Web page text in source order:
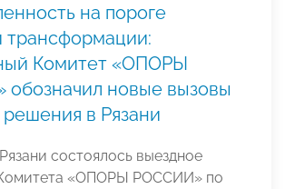
на пороге
трансформации:
Комитет «ОПОРЫ
новые вызовы
решения в Рязани
состоялось выездное
«ОПОРЫ РОССИИ» по